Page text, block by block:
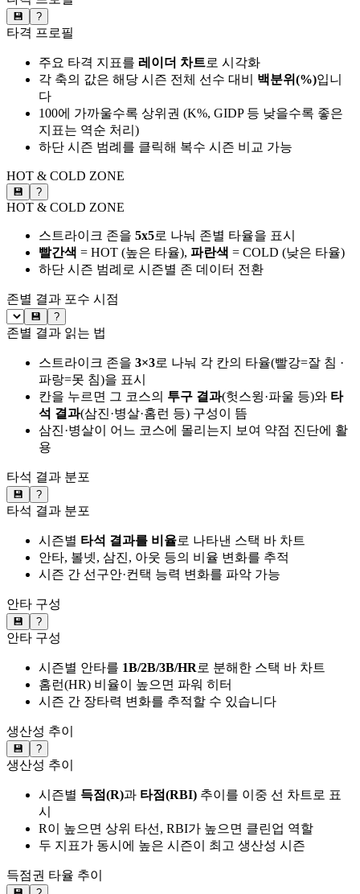
💾 ?
타격 프로필
주요 타격 지표를 레이더 차트로 시각화
각 축의 값은 해당 시즌 전체 선수 대비 백분위(%)입니
다
100에 가까울수록 상위권 (K%, GIDP 등 낮을수록 좋은
지표는 역순 처리)
하단 시즌 범례를 클릭해 복수 시즌 비교 가능
HOT & COLD ZONE
💾 ?
HOT & COLD ZONE
스트라이크 존을 5x5로 나눠 존별 타율을 표시
빨간색 = HOT (높은 타율), 파란색 = COLD (낮은 타율)
하단 시즌 범례로 시즌별 존 데이터 전환
존별 결과 포수 시점
💾 ?
존별 결과 읽는 법
스트라이크 존을 3×3로 나눠 각 칸의 타율(빨강=잘 침 ·
파랑=못 침)을 표시
칸을 누르면 그 코스의 투구 결과(헛스윙·파울 등)와 타
석 결과(삼진·병살·홈런 등) 구성이 뜸
삼진·병살이 어느 코스에 몰리는지 보여 약점 진단에 활
용
타석 결과 분포
💾 ?
타석 결과 분포
시즌별 타석 결과를 비율로 나타낸 스택 바 차트
안타, 볼넷, 삼진, 아웃 등의 비율 변화를 추적
시즌 간 선구안·컨택 능력 변화를 파악 가능
안타 구성
💾 ?
안타 구성
시즌별 안타를 1B/2B/3B/HR로 분해한 스택 바 차트
홈런(HR) 비율이 높으면 파워 히터
시즌 간 장타력 변화를 추적할 수 있습니다
생산성 추이
💾 ?
생산성 추이
시즌별 득점(R)과 타점(RBI) 추이를 이중 선 차트로 표
시
R이 높으면 상위 타선, RBI가 높으면 클린업 역할
두 지표가 동시에 높은 시즌이 최고 생산성 시즌
득점권 타율 추이